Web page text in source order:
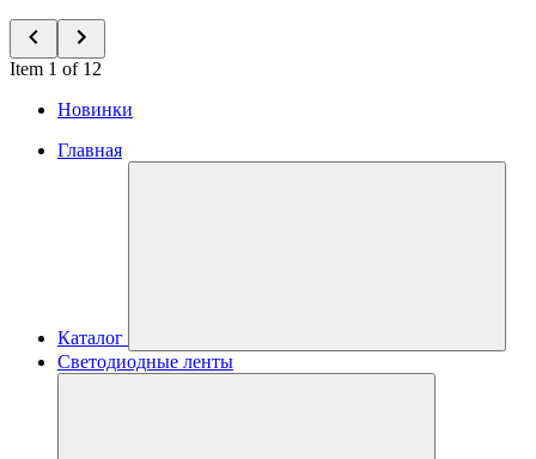
Item 1 of 12
Новинки
Главная
Каталог
Светодиодные ленты